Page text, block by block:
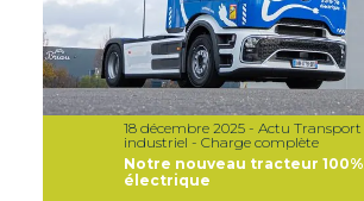
18 décembre 2025 - Actu Transport
industriel - Charge complète
Notre nouveau tracteur 100%
électrique